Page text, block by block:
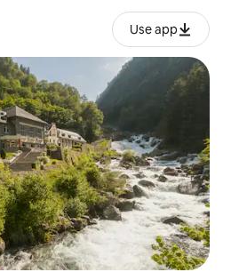
Use app